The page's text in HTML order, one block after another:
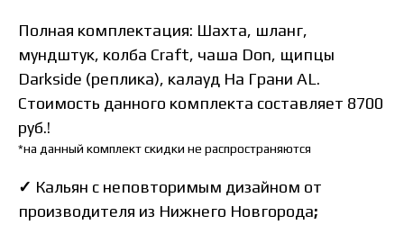
Полная комплектация: Шахта, шланг,
мундштук, колба Craft, чаша Don, щипцы
Darkside (реплика), калауд На Грани AL.
Стоимость данного комплекта составляет 8700
руб.!
*на данный комплект скидки не распространяются
✓ Кальян с неповторимым дизайном от
производителя из Нижнего Новгорода;